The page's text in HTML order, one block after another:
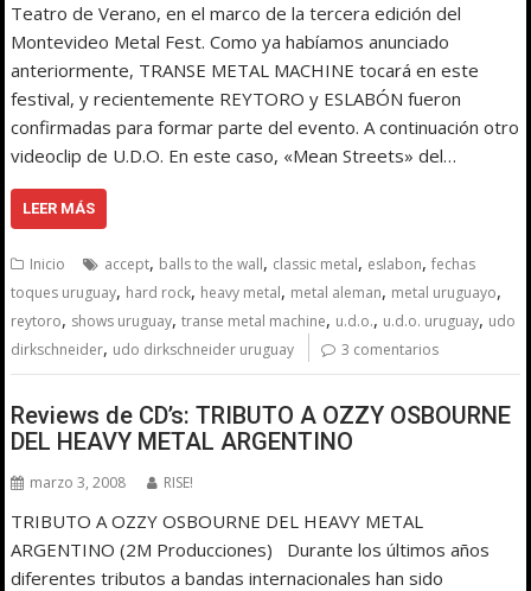
Teatro de Verano, en el marco de la tercera edición del
Montevideo Metal Fest. Como ya habíamos anunciado
anteriormente, TRANSE METAL MACHINE tocará en este
festival, y recientemente REYTORO y ESLABÓN fueron
confirmadas para formar parte del evento. A continuación otro
videoclip de U.D.O. En este caso, «Mean Streets» del…
LEER MÁS
Inicio accept, balls to the wall, classic metal, eslabon,fechas
toques uruguay, hard rock, heavy metal, metal aleman, metal uruguayo,
reytoro, shows uruguay,transe metal machine, u.d.o., u.d.o. uruguay, udo
dirkschneider, udo dirkschneider uruguay 3 comentarios
Reviews de CD’s: TRIBUTO A OZZY OSBOURNE
DEL HEAVY METAL ARGENTINO
marzo 3, 2008 RISE!
TRIBUTO A OZZY OSBOURNE DEL HEAVY METAL
ARGENTINO (2M Producciones) Durante los últimos años
diferentes tributos a bandas internacionales han sido